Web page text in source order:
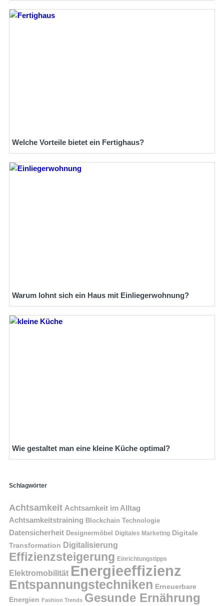
Welche Vorteile bietet ein Fertighaus?
Warum lohnt sich ein Haus mit Einliegerwohnung?
Wie gestaltet man eine kleine Küche optimal?
Schlagwörter
Achtsamkeit Achtsamkeit im Alltag
Achtsamkeitstraining Blockchain Technologie
Datensicherheit Designermöbel Digitales Marketing Digitale
Transformation Digitalisierung
Effizienzsteigerung Einrichtungstipps
Elektromobilität Energieeffizienz
Entspannungstechniken Erneuerbare
Energien Fashion Trends Gesunde Ernährung